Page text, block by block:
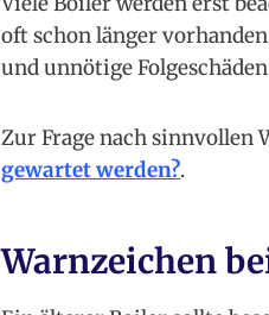
oft schon länger
und unnötige
Zur Frage nach sinnvollen
gewartet werden?.
Warnzeichen